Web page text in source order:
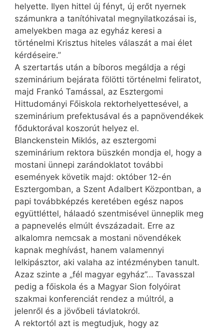
helyette. Ilyen hittel új fényt, új erőt nyernek
számunkra a tanítóhivatal megnyilatkozásai is,
amelyekben maga az egyház keresi a
történelmi Krisztus hiteles válaszát a mai élet
kérdéseire.”
A szertartás után a bíboros megáldja a régi
szeminárium bejárata fölötti történelmi feliratot,
majd Frankó Tamással, az Esztergomi
Hittudományi Főiskola rektorhelyettesével, a
szeminárium prefektusával és a papnövendékek
főduktorával koszorút helyez el.
Blanckenstein Miklós, az esztergomi
szeminárium rektora büszkén mondja el, hogy a
mostani ünnepi zarándoklatot további
események követik majd: október 12-én
Esztergomban, a Szent Adalbert Központban, a
papi továbbképzés keretében egész napos
együttléttel, hálaadó szentmisével ünneplik meg
a papnevelés elmúlt évszázadait. Erre az
alkalomra nemcsak a mostani növendékek
kapnak meghívást, hanem valamennyi
lelkipásztor, aki valaha az intézményben tanult.
Azaz szinte a „fél magyar egyház”… Tavasszal
pedig a főiskola és a Magyar Sion folyóirat
szakmai konferenciát rendez a múltról, a
jelenről és a jövőbeli távlatokról.
A rektortól azt is megtudjuk, hogy az